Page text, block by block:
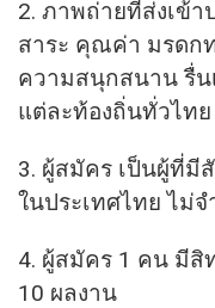
2. ภาพถ่ายที่ส่งเข้า
สาระ คุณค่า มรดก
ความสนุกสนาน รื่น
แต่ละท้องถิ่นทั่วไทย
3. ผู้สมัคร เป็นผู้ที่มี
ในประเทศไทย ไม่
4. ผู้สมัคร 1 คน มีสิ
10 ผลงาน